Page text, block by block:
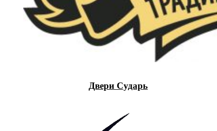
Двери Сударь